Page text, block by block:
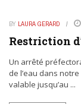
BY LAURA GERARD
Restriction
Un arrêté
de l’eau dans
valable jusqu’au ...